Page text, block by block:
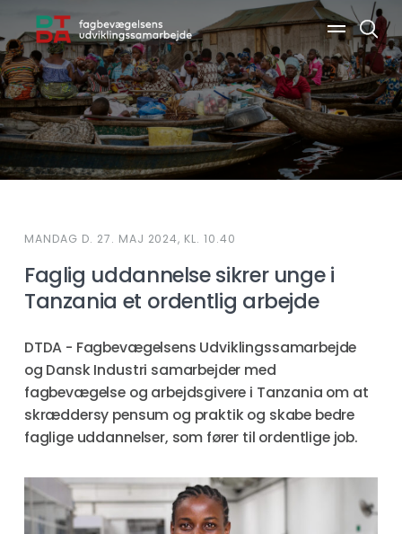
Søg
MANDAG D. 27. MAJ 2024, KL. 10.40
Faglig uddannelse sikrer unge i
Tanzania et ordentlig arbejde
DTDA - Fagbevægelsens Udviklingssamarbejde
og Dansk Industri samarbejder med
fagbevægelse og arbejdsgivere i Tanzania om at
skræddersy pensum og praktik og skabe bedre
faglige uddannelser, som fører til ordentlige job.